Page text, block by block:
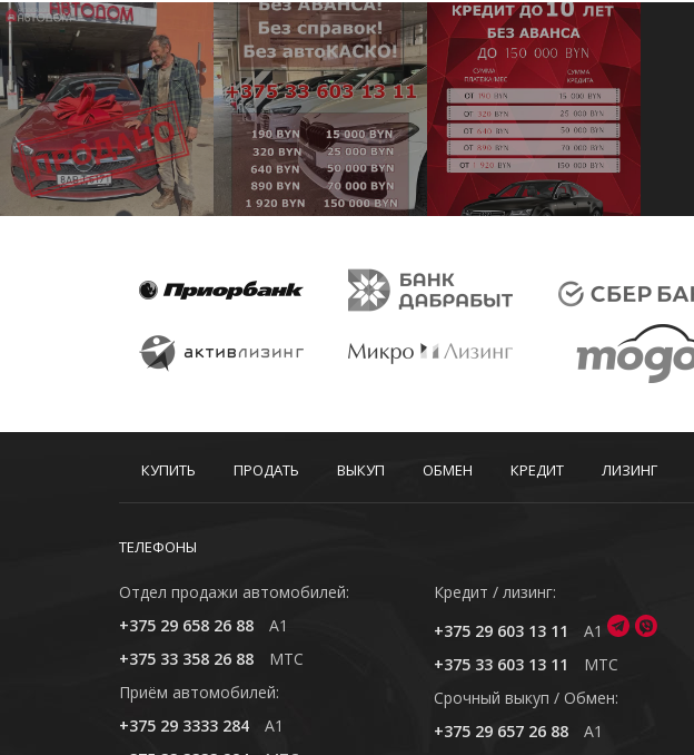
КУПИТЬ ПРОДАТЬ ВЫКУП ОБМЕН КРЕДИТ ЛИЗИНГ
ТЕЛЕФОНЫ
Отдел продажи автомобилей:
+375 29 658 26 88
A1
+375 33 358 26 88
MTC
Приём автомобилей:
+375 29 3333 284
A1
Кредит / лизинг:
+375 29 603 13 11
A1
+375 33 603 13 11
MTC
Cрочный выкуп / Обмен:
+375 29 657 26 88
A1